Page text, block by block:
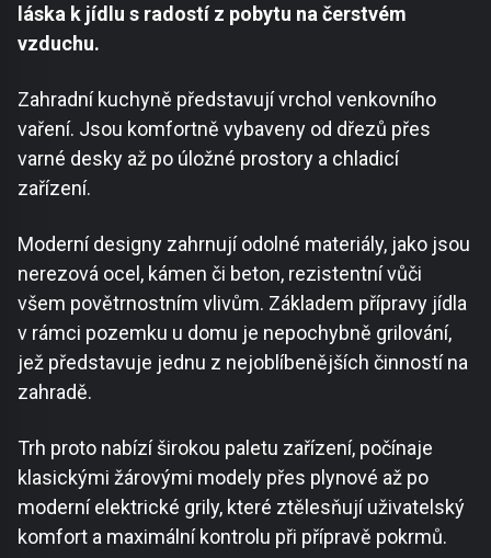
láska k jídlu s radostí z pobytu na čerstvém
vzduchu.
Zahradní kuchyně představují vrchol venkovního
vaření. Jsou komfortně vybaveny od dřezů přes
varné desky až po úložné prostory a chladicí
zařízení.
Moderní designy zahrnují odolné materiály, jako jsou
nerezová ocel, kámen či beton, rezistentní vůči
všem povětrnostním vlivům. Základem přípravy jídla
v rámci pozemku u domu je nepochybně grilování,
jež představuje jednu z nejoblíbenějších činností na
zahradě.
Trh proto nabízí širokou paletu zařízení, počínaje
klasickými žárovými modely přes plynové až po
moderní elektrické grily, které ztělesňují uživatelský
komfort a maximální kontrolu při přípravě pokrmů.